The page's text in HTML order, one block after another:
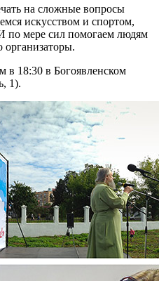
на сложные вопросы
искусством и спортом,
по мере сил помогаем людям
организаторы.
в 18:30 в Богоявленском
1).